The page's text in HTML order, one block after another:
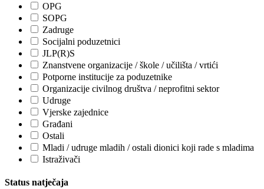
OPG
SOPG
Zadruge
Socijalni poduzetnici
JLP(R)S
Znanstvene organizacije / škole / učilišta / vrtići
Potporne institucije za poduzetnike
Organizacije civilnog društva / neprofitni sektor
Udruge
Vjerske zajednice
Građani
Ostali
Mladi / udruge mladih / ostali dionici koji rade s mladima
Istraživači
Status natječaja